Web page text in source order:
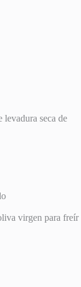
levadura seca de
virgen para freír